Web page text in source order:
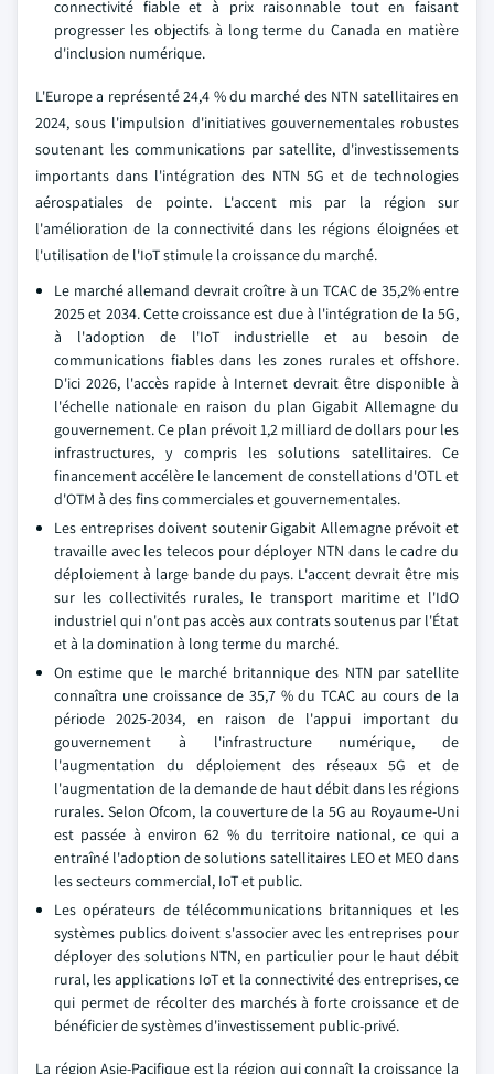
connectivité fiable et à prix raisonnable tout en faisant
progresser les objectifs à long terme du Canada en matière
d'inclusion numérique.
L'Europe a représenté 24,4 % du marché des NTN satellitaires en
2024, sous l'impulsion d'initiatives gouvernementales robustes
soutenant les communications par satellite, d'investissements
importants dans l'intégration des NTN 5G et de technologies
aérospatiales de pointe. L'accent mis par la région sur
l'amélioration de la connectivité dans les régions éloignées et
l'utilisation de l'IoT stimule la croissance du marché.
Le marché allemand devrait croître à un TCAC de 35,2% entre
2025 et 2034. Cette croissance est due à l'intégration de la 5G,
à l'adoption de l'IoT industrielle et au besoin de
communications fiables dans les zones rurales et offshore.
D'ici 2026, l'accès rapide à Internet devrait être disponible à
l'échelle nationale en raison du plan Gigabit Allemagne du
gouvernement. Ce plan prévoit 1,2 milliard de dollars pour les
infrastructures, y compris les solutions satellitaires. Ce
financement accélère le lancement de constellations d'OTL et
d'OTM à des fins commerciales et gouvernementales.
Les entreprises doivent soutenir Gigabit Allemagne prévoit et
travaille avec les telecos pour déployer NTN dans le cadre du
déploiement à large bande du pays. L'accent devrait être mis
sur les collectivités rurales, le transport maritime et l'IdO
industriel qui n'ont pas accès aux contrats soutenus par l'État
et à la domination à long terme du marché.
On estime que le marché britannique des NTN par satellite
connaîtra une croissance de 35,7 % du TCAC au cours de la
période 2025-2034, en raison de l'appui important du
gouvernement à l'infrastructure numérique, de
l'augmentation du déploiement des réseaux 5G et de
l'augmentation de la demande de haut débit dans les régions
rurales. Selon Ofcom, la couverture de la 5G au Royaume-Uni
est passée à environ 62 % du territoire national, ce qui a
entraîné l'adoption de solutions satellitaires LEO et MEO dans
les secteurs commercial, IoT et public.
Les opérateurs de télécommunications britanniques et les
systèmes publics doivent s'associer avec les entreprises pour
déployer des solutions NTN, en particulier pour le haut débit
rural, les applications IoT et la connectivité des entreprises, ce
qui permet de récolter des marchés à forte croissance et de
bénéficier de systèmes d'investissement public-privé.
La région Asie-Pacifique est la région qui connaît la croissance la